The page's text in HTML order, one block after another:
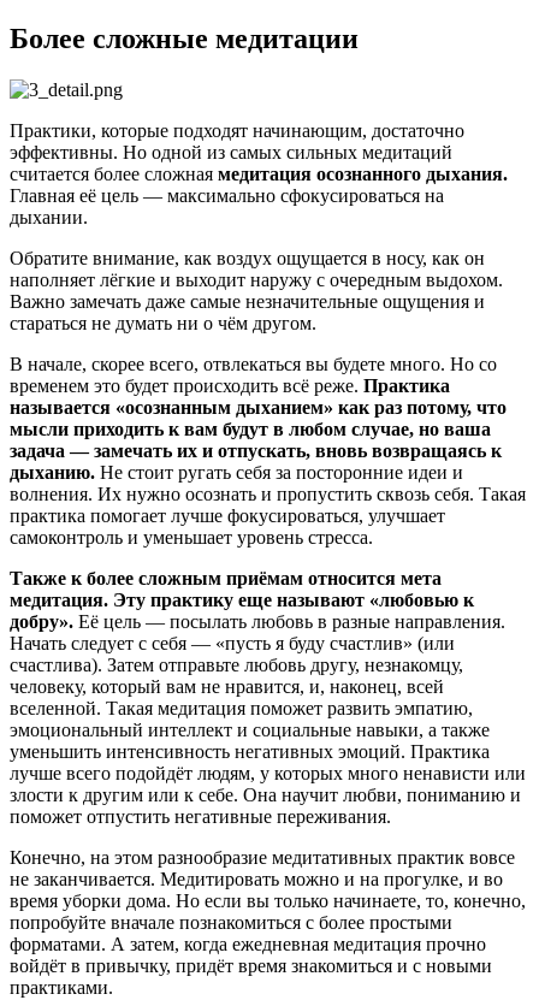
Более сложные медитации
Практики, которые подходят начинающим, достаточно
эффективны. Но одной из самых сильных медитаций
считается более сложная медитация осознанного дыхания.
Главная её цель — максимально сфокусироваться на
дыхании.
Обратите внимание, как воздух ощущается в носу, как он
наполняет лёгкие и выходит наружу с очередным выдохом.
Важно замечать даже самые незначительные ощущения и
стараться не думать ни о чём другом.
В начале, скорее всего, отвлекаться вы будете много. Но со
временем это будет происходить всё реже. Практика
называется «осознанным дыханием» как раз потому, что
мысли приходить к вам будут в любом случае, но ваша
задача — замечать их и отпускать, вновь возвращаясь к
дыханию. Не стоит ругать себя за посторонние идеи и
волнения. Их нужно осознать и пропустить сквозь себя. Такая
практика помогает лучше фокусироваться, улучшает
самоконтроль и уменьшает уровень стресса.
Также к более сложным приёмам относится мета
медитация. Эту практику еще называют «любовью к
добру». Её цель — посылать любовь в разные направления.
Начать следует с себя — «пусть я буду счастлив» (или
счастлива). Затем отправьте любовь другу, незнакомцу,
человеку, который вам не нравится, и, наконец, всей
вселенной. Такая медитация поможет развить эмпатию,
эмоциональный интеллект и социальные навыки, а также
уменьшить интенсивность негативных эмоций. Практика
лучше всего подойдёт людям, у которых много ненависти или
злости к другим или к себе. Она научит любви, пониманию и
поможет отпустить негативные переживания.
Конечно, на этом разнообразие медитативных практик вовсе
не заканчивается. Медитировать можно и на прогулке, и во
время уборки дома. Но если вы только начинаете, то, конечно,
попробуйте вначале познакомиться с более простыми
форматами. А затем, когда ежедневная медитация прочно
войдёт в привычку, придёт время знакомиться и с новыми
практиками.